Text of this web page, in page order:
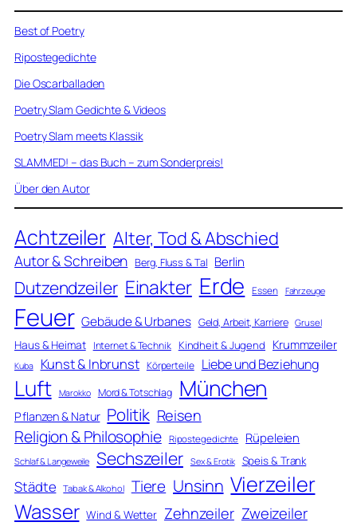
Best of Poetry
Ripostegedichte
Die Oscarballaden
Poetry Slam Gedichte & Videos
Poetry Slam meets Klassik
SLAMMED! – das Buch – zum Sonderpreis!
Über den Autor
Achtzeiler Alter, Tod & Abschied
Autor & Schreiben Berg, Fluss & Tal Berlin
Dutzendzeiler Einakter Erde Essen Fahrzeuge
Feuer Gebäude & Urbanes Geld, Arbeit, Karriere Grusel
Haus & Heimat Internet & Technik Kindheit & Jugend Krummzeiler
Kuba Kunst & Inbrunst Körperteile Liebe und Beziehung
Luft Marokko Mord & Totschlag München
Pflanzen & Natur Politik Reisen
Religion & Philosophie Ripostegedichte Rüpeleien
Schlaf & Langeweile Sechszeiler Sex & Erotik Speis & Trank
Städte Tabak & Alkohol Tiere Unsinn Vierzeiler
Wasser Wind & Wetter Zehnzeiler Zweizeiler